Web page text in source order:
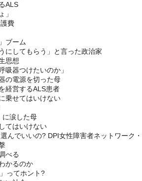
ALS
」
費
ブーム
にしてもらう」と言った政治家
思想
器つけたいのか」
の電源を切った母
経営するALS患者
乗せてはいけない
涙した母
てはいけない
んでいいの? DPI女性障害者ネットワーク
べる
かるのか
ってホント?